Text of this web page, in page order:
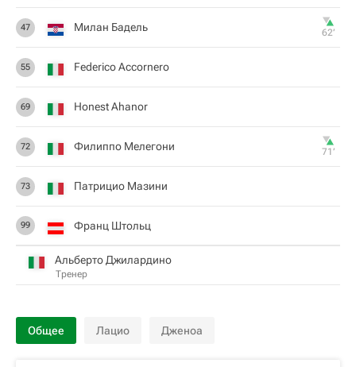
47 Милан Бадель 62‎’‎
55 Federico Accornero
69 Honest Ahanor
72 Филиппо Мелегони 71‎’‎
73 Патрицио Мазини
99 Франц Штольц
Альберто Джилардино
Тренер
Общее Лацио Дженоа